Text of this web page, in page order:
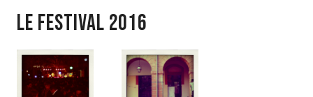
LE FESTIVAL 2016